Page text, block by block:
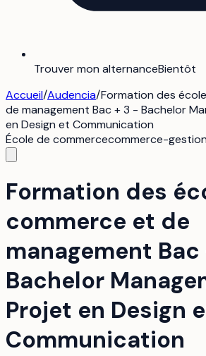
Trouver mon alternanceBientôt
Accueil/Audencia/Formation des
de management Bac + 3 - Bachelor
en Design et Communication
École de commercecommerce-gestion
Formation des
commerce et de
management Bac
Bachelor
Projet en Design
Communication